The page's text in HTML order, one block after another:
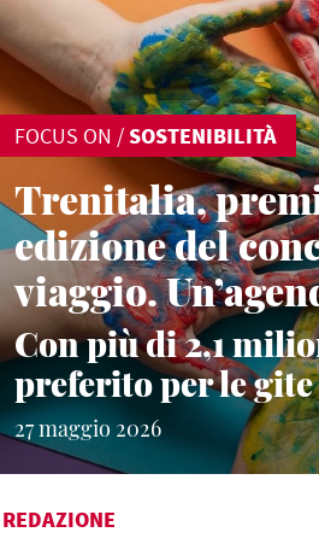
FOCUS ON /SOSTENIBILITÀ
Trenitalia,
edizione del
viaggio.
Con più di 2,1
preferito per le
27 maggio 2026
REDAZIONE